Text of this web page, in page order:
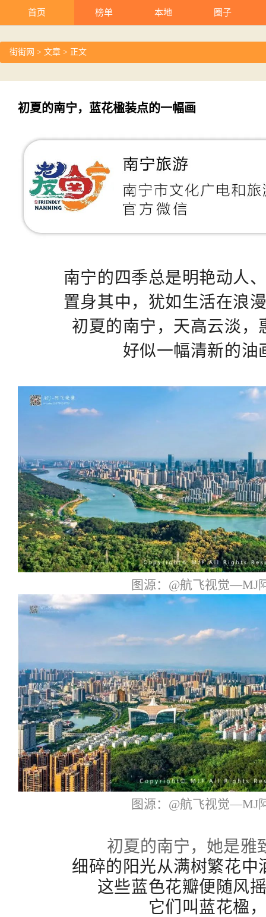
首页 榜单 本地 圈子
街街网 > 文章 > 正文
初夏的南宁，蓝花楹装点的一幅画
南宁的四季总是明艳动人
置身其中，犹如生活在浪
初夏的南宁，天高云淡，
好似一幅清新的油
图源：@航飞视觉—MJ
图源：@航飞视觉—MJ
初夏的南宁， 她是雅
细碎的阳光从满树繁花中
这些蓝色花瓣便随风
它们叫蓝花楹